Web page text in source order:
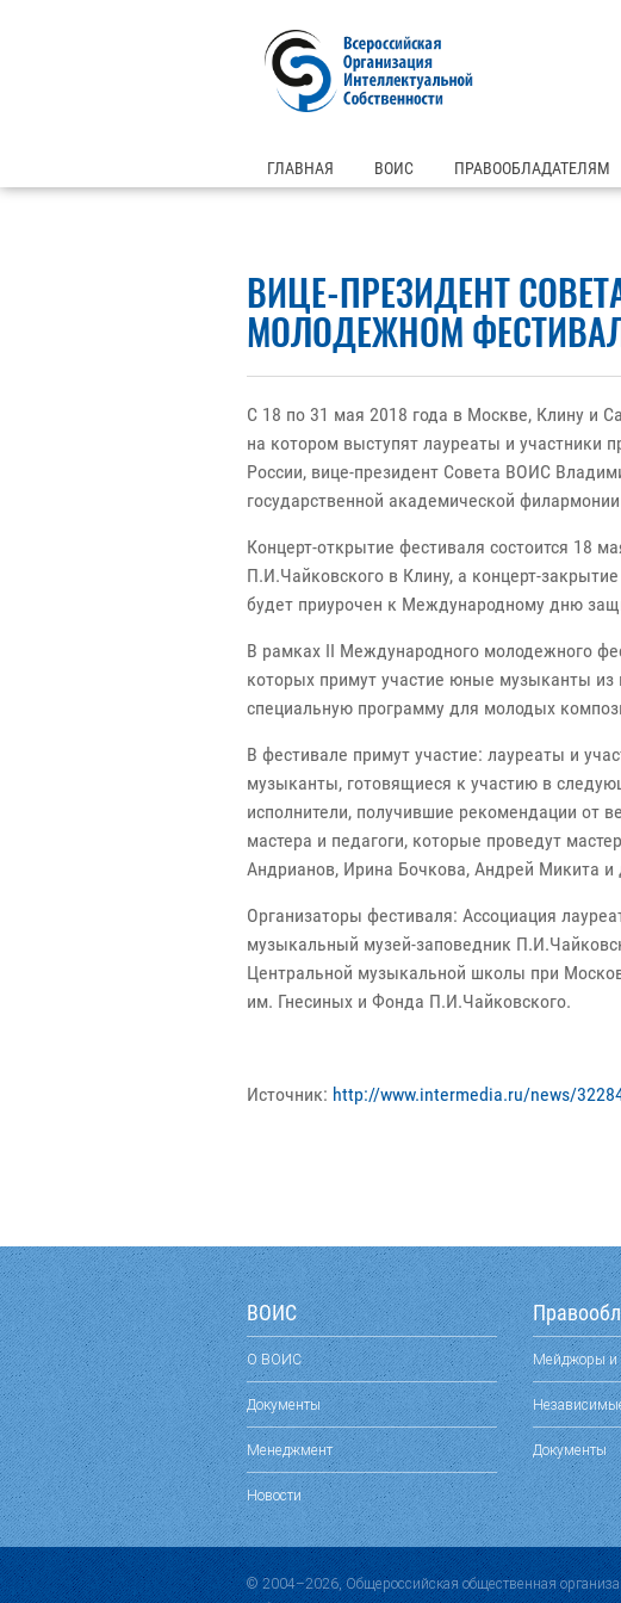
ГЛАВНАЯ ВОИС ПРАВООБЛАДАТЕЛЯМ
ВИЦЕ-ПРЕЗИДЕНТ
МОЛОДЕЖНОМ
С 18 по 31 мая 2018 года в Москве, Клину и
на котором выступят лауреаты и участники
России, вице-президент Совета ВОИС
государственной академической
Концерт-открытие фестиваля состоится 18
П.И.Чайковского в Клину, а концерт-
будет приурочен к Международному дню
В рамках II Международного молодежного
которых примут участие юные музыканты из
специальную программу для молодых
В фестивале примут участие: лауреаты и
музыканты, готовящиеся к участию в
исполнители, получившие рекомендации от
мастера и педагоги, которые проведут
Андрианов, Ирина Бочкова, Андрей Микита и
Организаторы фестиваля: Ассоциация
музыкальный музей-заповедник
Центральной музыкальной школы при
им. Гнесиных и Фонда П.И.Чайковского.
Источник: http://www.intermedia.ru/news/
ВОИС
О ВОИС
Документы
Менеджмент
Новости
Мейджоры и
Документы
© 2004–2026, Общероссийская общественная